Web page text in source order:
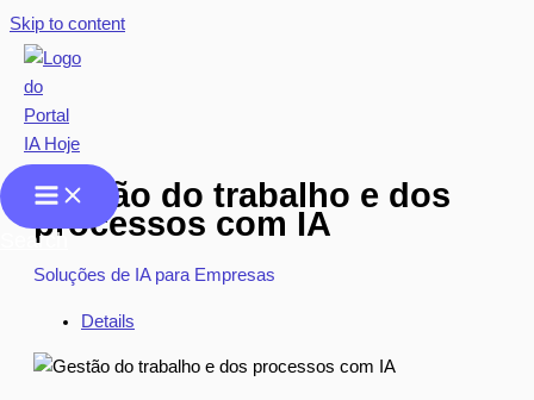
Skip to content
Search
Gestão do trabalho e dos
processos com IA
Soluções de IA para Empresas
Details